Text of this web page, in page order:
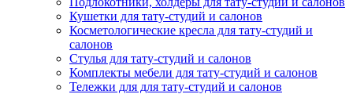
Кушетки для тату-студий и салонов
Косметологические кресла для тату-студий и
салонов
Стулья для тату-студий и салонов
Комплекты мебели для тату-студий и салонов
Тележки для для тату-студий и салонов